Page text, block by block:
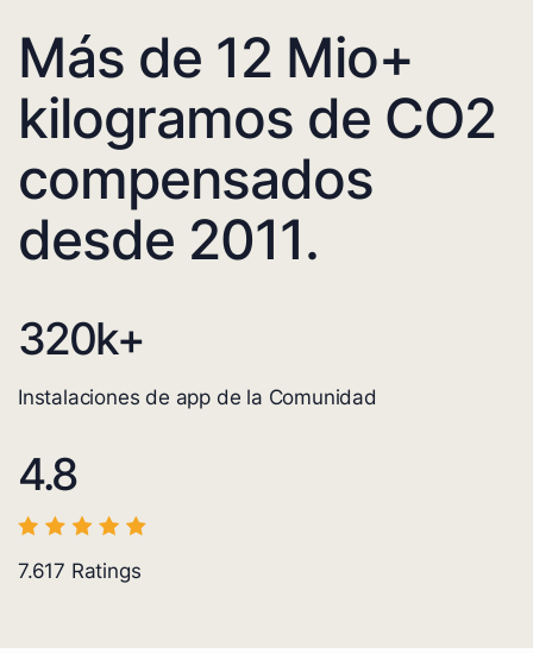
Más de 12 Mio+
kilogramos de CO2
compensados
desde 2011.
320k+
Instalaciones de app de la Comunidad
4.8
7.617 Ratings